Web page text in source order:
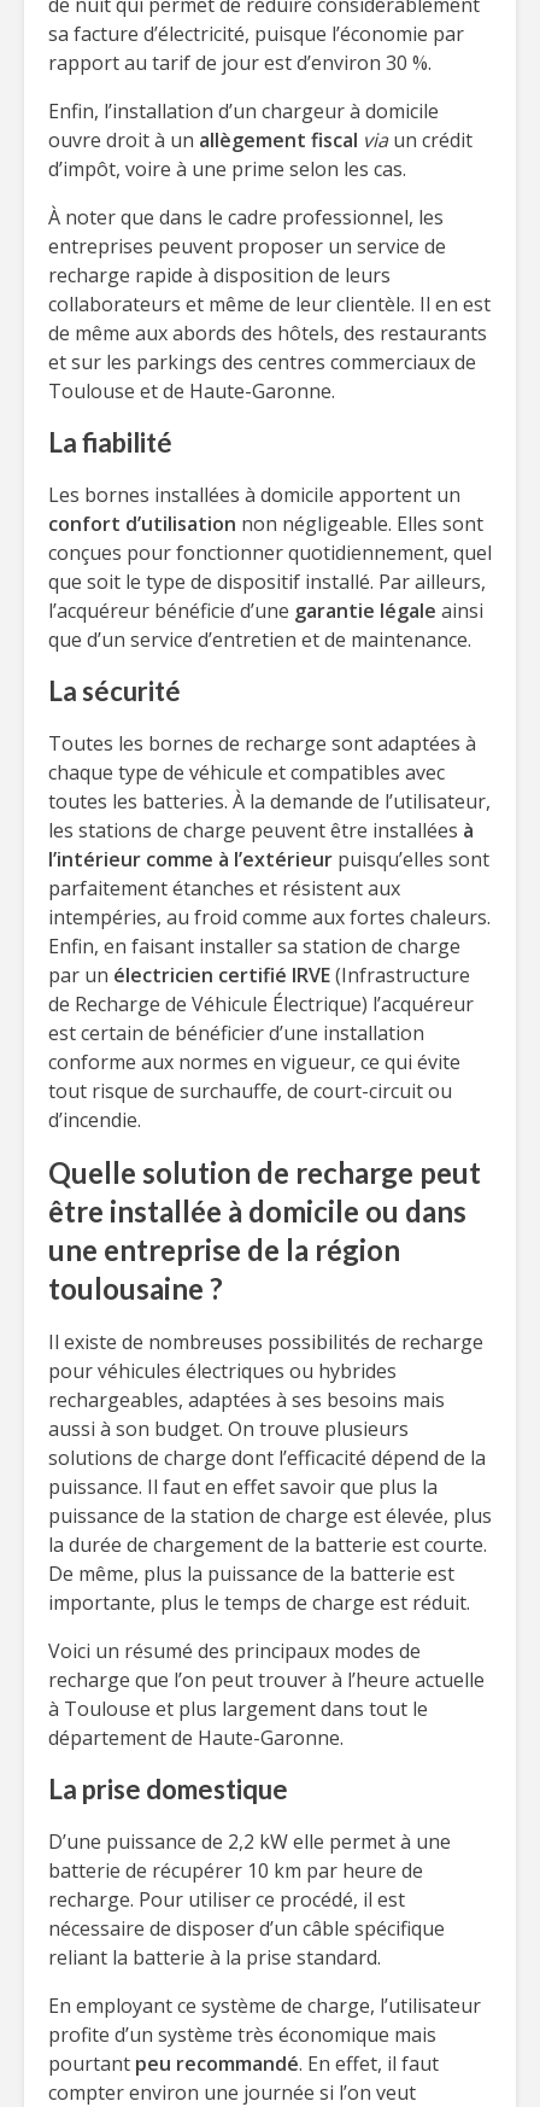
sa facture d’électricité, puisque l’économie par
rapport au tarif de jour est d’environ 30 %.
Enfin, l’installation d’un chargeur à domicile
ouvre droit à un allègement fiscal via un crédit
d’impôt, voire à une prime selon les cas.
À noter que dans le cadre professionnel, les
entreprises peuvent proposer un service de
recharge rapide à disposition de leurs
collaborateurs et même de leur clientèle. Il en est
de même aux abords des hôtels, des restaurants
et sur les parkings des centres commerciaux de
Toulouse et de Haute-Garonne.
La fiabilité
Les bornes installées à domicile apportent un
confort d’utilisation non négligeable. Elles sont
conçues pour fonctionner quotidiennement, quel
que soit le type de dispositif installé. Par ailleurs,
l’acquéreur bénéficie d’une garantie légale ainsi
que d’un service d’entretien et de maintenance.
La sécurité
Toutes les bornes de recharge sont adaptées à
chaque type de véhicule et compatibles avec
toutes les batteries. À la demande de l’utilisateur,
les stations de charge peuvent être installées à
l’intérieur comme à l’extérieur puisqu’elles sont
parfaitement étanches et résistent aux
intempéries, au froid comme aux fortes chaleurs.
Enfin, en faisant installer sa station de charge
par un électricien certifié IRVE(Infrastructure
de Recharge de Véhicule Électrique) l’acquéreur
est certain de bénéficier d’une installation
conforme aux normes en vigueur, ce qui évite
tout risque de surchauffe, de court-circuit ou
d’incendie.
Quelle solution de recharge peut
être installée à domicile ou dans
une entreprise de la région
toulousaine ?
Il existe de nombreuses possibilités de recharge
pour véhicules électriques ou hybrides
rechargeables, adaptées à ses besoins mais
aussi à son budget. On trouve plusieurs
solutions de charge dont l’efficacité dépend de la
puissance. Il faut en effet savoir que plus la
puissance de la station de charge est élevée, plus
la durée de chargement de la batterie est courte.
De même, plus la puissance de la batterie est
importante, plus le temps de charge est réduit.
Voici un résumé des principaux modes de
recharge que l’on peut trouver à l’heure actuelle
à Toulouse et plus largement dans tout le
département de Haute-Garonne.
La prise domestique
D’une puissance de 2,2 kW elle permet à une
batterie de récupérer 10 km par heure de
recharge. Pour utiliser ce procédé, il est
nécessaire de disposer d’un câble spécifique
reliant la batterie à la prise standard.
En employant ce système de charge, l’utilisateur
profite d’un système très économique mais
pourtant peu recommandé. En effet, il faut
compter environ une journée si l’on veut